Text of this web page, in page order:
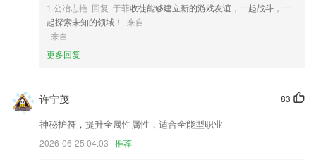
6,标准化施工，省去工人繁琐的杂乱的施工步骤，方便了集团对施工现场
的统一把控;
679游戏登录软件优势
2.提供的课程分类清晰明确，根据分类选择课程更加方便快捷；
3.每个省的入学过程进行一百万次模拟，全面分析入学可能性
4.一线专家展示手术演示，提供疑难手术成功案例
5.●老师、学生和家长可以把自己的各类才艺作品发布共享出来哟！
1.公冶志艳 回复 于菲收徒能够建立新的游戏友谊，一起战斗，一
起探索未知的领域！
来自
来自
更多回复
83
许宁茂
神秘护符，提升全属性属性，适合全能型职业
2026-06-25 04:03 推荐